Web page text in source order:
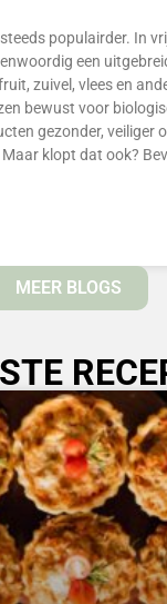
populairder. In
een
zuivel, vlees en
bewust voor
gezonder, veiliger
klopt dat ook?
MEER BLOGS